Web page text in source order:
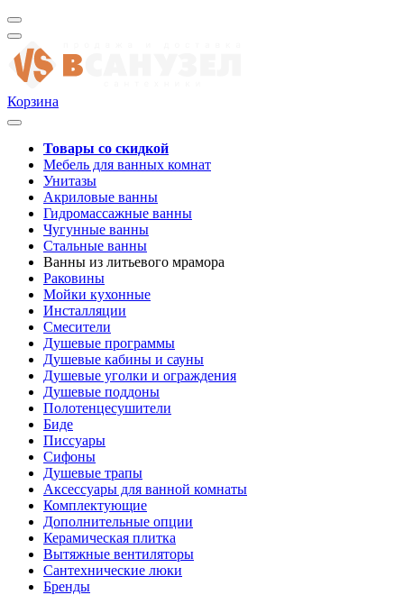
Корзина
Товары со скидкой
Мебель для ванных комнат
Унитазы
Акриловые ванны
Гидромассажные ванны
Чугунные ванны
Стальные ванны
Ванны из литьевого мрамора
Раковины
Мойки кухонные
Инсталляции
Смесители
Душевые программы
Душевые кабины и сауны
Душевые уголки и ограждения
Душевые поддоны
Полотенцесушители
Биде
Писсуары
Сифоны
Душевые трапы
Аксессуары для ванной комнаты
Комплектующие
Дополнительные опции
Керамическая плитка
Вытяжные вентиляторы
Сантехнические люки
Бренды